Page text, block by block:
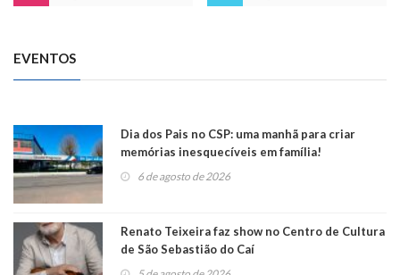
EVENTOS
Dia dos Pais no CSP: uma manhã para criar
memórias inesquecíveis em família!
6 de agosto de 2026
Renato Teixeira faz show no Centro de Cultura
de São Sebastião do Caí